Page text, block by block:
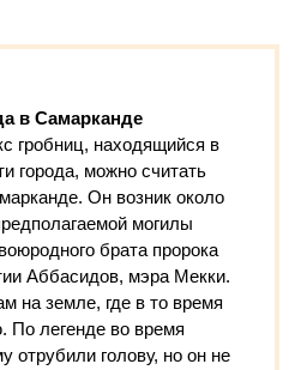
в Самарканде
гробниц, находящийся в
города, можно считать
Он возник около
могилы
брата пророка
Аббасидов, мэра Мекки.
на земле, где в то время
По легенде во время
отрубили голову, но он не